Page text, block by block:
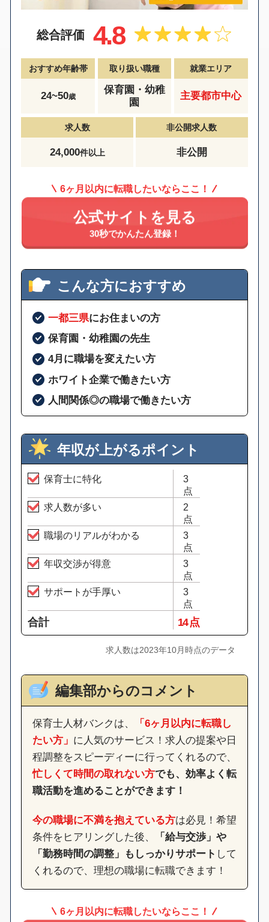
総合評価 4.8
おすすめ年齢帯
24~50歳
取り扱い職種
保育園・幼稚
園
就業エリア
主要都市中心
求人数
24,000件以上
非公開求人数
非公開
6ヶ月以内に転職したいならここ！
公式サイトを見る
30秒でかんたん登録！
こんな方におすすめ
一都三県にお住まいの方
保育園・幼稚園の先生
4月に職場を変えたい方
ホワイト企業で働きたい方
人間関係◎の職場で働きたい方
年収が上がるポイント
保育士に特化
3
点
求人数が多い
2
点
職場のリアルがわかる
3
点
年収交渉が得意
3
点
サポートが手厚い
3
点
合計 14 点
求人数は2023年10月時点のデータ
編集部からのコメント
保育士人材バンクは、
「6ヶ月以内に転職し
たい方」 に人気のサービス！求人の提案や日
程調整をスピーディーに行ってくれるので、
忙しくて時間の取れない方でも、効率よく転
職活動を進めることができます！
今の職場に不満を抱えている方は必見！希望
条件をヒアリングした後、
「給与交渉」や
「勤務時間の調整」もしっかりサポート して
くれるので、理想の職場に転職できます！
6ヶ月以内に転職したいならここ！